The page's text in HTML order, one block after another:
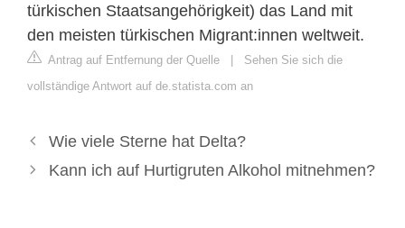
türkischen Staatsangehörigkeit) das Land mit
den meisten türkischen Migrant:innen weltweit.
Antrag auf Entfernung der Quelle | Sehen Sie sich die
vollständige Antwort auf de.statista.com an
Wie viele Sterne hat Delta?
Kann ich auf Hurtigruten Alkohol mitnehmen?